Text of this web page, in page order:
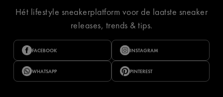
Hét lifestyle sneakerplatform voor de laatste sneaker
releases, trends & tips.
FACEBOOK INSTAGRAM
WHATSAPP PINTEREST